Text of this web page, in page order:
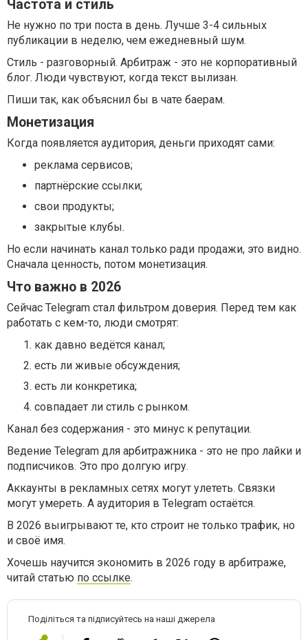
Частота и стиль
Не нужно по три поста в день. Лучше 3-4 сильных
публикации в неделю, чем ежедневный шум.
Стиль - разговорный. Арбитраж - это не корпоративный
блог. Люди чувствуют, когда текст вылизан.
Пиши так, как объяснил бы в чате баерам.
Монетизация
Когда появляется аудитория, деньги приходят сами:
реклама сервисов;
партнёрские ссылки;
свои продукты;
закрытые клубы.
Но если начинать канал только ради продажи, это видно.
Сначала ценность, потом монетизация.
Что важно в 2026
Сейчас Telegram стал фильтром доверия. Перед тем как
работать с кем-то, люди смотрят:
как давно ведётся канал;
есть ли живые обсуждения;
есть ли конкретика;
совпадает ли стиль с рынком.
Канал без содержания - это минус к репутации.
Ведение Telegram для арбитражника - это не про лайки и
подписчиков. Это про долгую игру.
Аккаунты в рекламных сетях могут улететь. Связки
могут умереть. А аудитория в Telegram остаётся.
В 2026 выигрывают те, кто строит не только трафик, но
и своё имя.
Хочешь научится экономить в 2026 году в арбитраже,
читай статью по ссылке.
Поділіться та підписуйтесь на наші джерела